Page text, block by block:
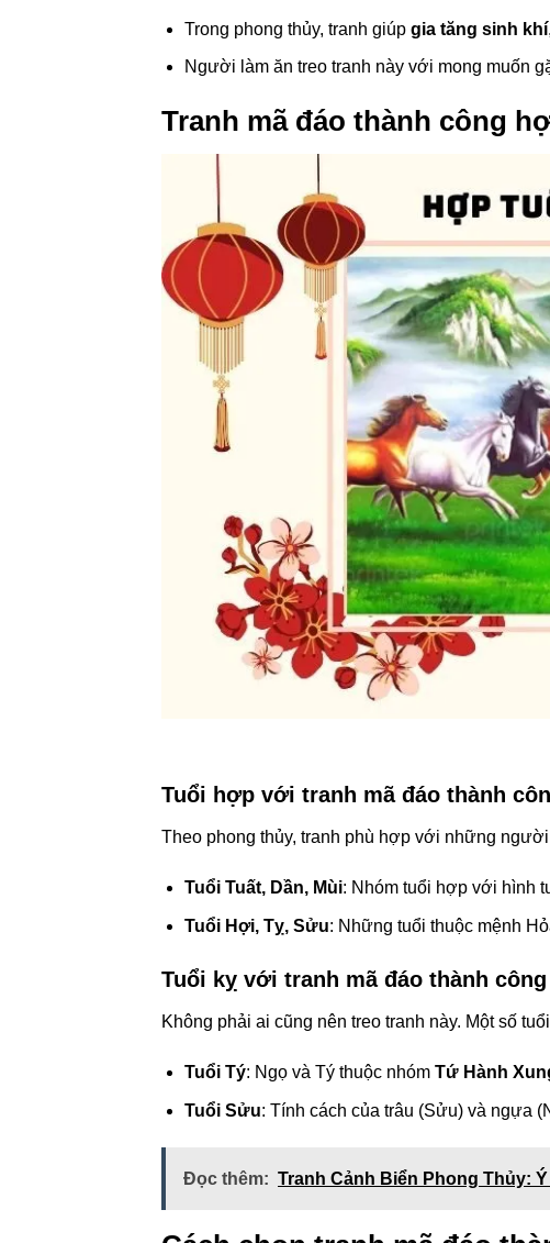
Trong phong thủy, tranh giúp gia tăng sinh khí
Người làm ăn treo tranh này với mong muốn
Tranh mã đáo thành công
Tuổi hợp với tranh mã đáo thành
Theo phong thủy, tranh phù hợp với những
Tuổi Tuất, Dần, Mùi: Nhóm tuổi hợp với hình
Tuổi Hợi, Tỵ, Sửu: Những tuổi thuộc mệnh
Tuổi kỵ với tranh mã đáo thành công
Không phải ai cũng nên treo tranh này. Một số
Tuổi Tý: Ngọ và Tý thuộc nhóm Tứ Hành
Tuổi Sửu: Tính cách của trâu (Sửu) và ngựa
Đọc thêm: Tranh Cảnh Biển Phong Thủy: